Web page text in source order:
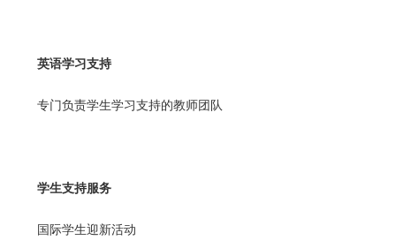
英语学习支持
专门负责学生学习支持的教师团队
学生支持服务
国际学生迎新活动